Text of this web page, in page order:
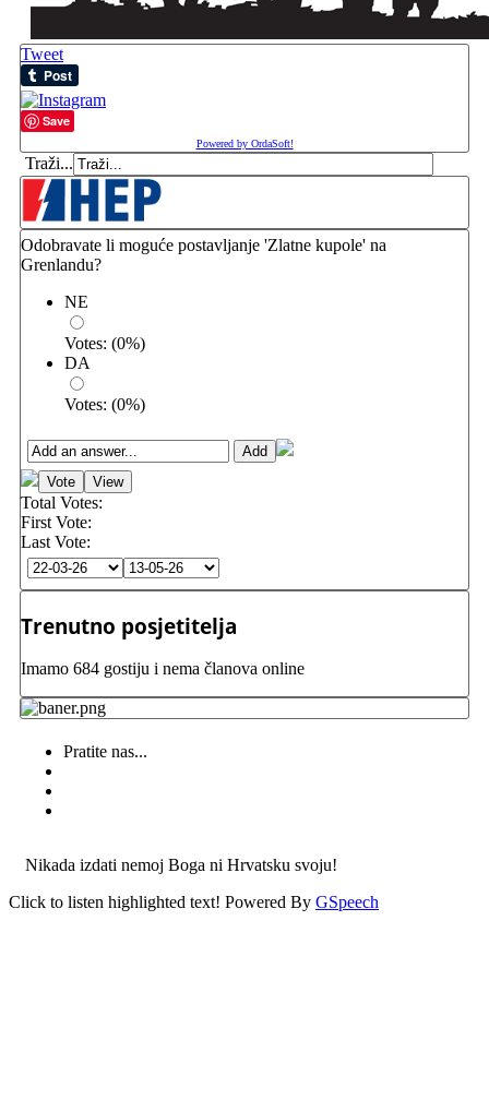
Tweet
Save
Powered by OrdaSoft!
Traži...
Odobravate li moguće postavljanje 'Zlatne kupole' na
Grenlandu?
NE
Votes: (0%)
DA
Votes: (0%)
Total Votes:
First Vote:
Last Vote:
Trenutno posjetitelja
Imamo 684 gostiju i nema članova online
Pratite nas...
Nikada izdati nemoj Boga ni Hrvatsku svoju!
Click to listen highlighted text! Powered By GSpeech